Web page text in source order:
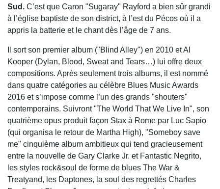
Sud. C’est que Caron "Sugaray" Rayford a bien sûr grandi
à l’église baptiste de son district, à l’est du Pécos où il a
appris la batterie et le chant dès l’âge de 7 ans.
Il sort son premier album ("Blind Alley") en 2010 et Al
Kooper (Dylan, Blood, Sweat and Tears…) lui offre deux
compositions. Après seulement trois albums, il est nommé
dans quatre catégories au célèbre Blues Music Awards
2016 et s’impose comme l’un des grands "shouters"
contemporains. Suivront "The World That We Live In", son
quatrième opus produit façon Stax à Rome par Luc Sapio
(qui organisa le retour de Martha High), "Someboy save
me" cinquième album ambitieux qui tend gracieusement
entre la nouvelle de Gary Clarke Jr. et Fantastic Negrito,
les styles rock&soul de forme de blues The War &
Treatyand, les Daptones, la soul des regrettés Charles